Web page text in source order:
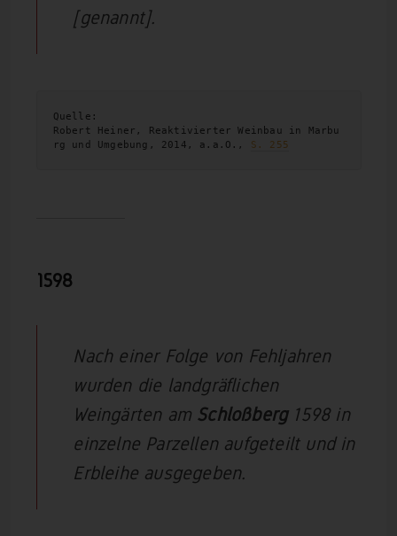
[genannt].
Quelle:
Robert Heiner, Reaktivierter Weinbau in Marbu
rg und Umgebung, 2014, a.a.O., S. 255
1598
Nach einer Folge von Fehljahren
wurden die landgräflichen
Weingärten am Schloßberg1598 in
einzelne Parzellen aufgeteilt und in
Erbleihe ausgegeben.